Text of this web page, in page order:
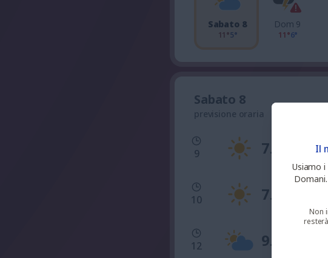
Sabato 8
11°5°
Dom 9
11°6°
Sabato 8
previsione oraria
9 7.0
10 7.3
12 9.2
Il
Usiamo
Non